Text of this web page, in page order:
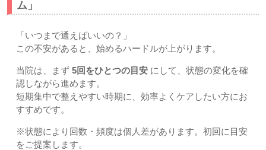
ム」
「いつまで通えばいいの？」
この不安があると、始めるハードルが上がります。
当院は、まず 5回をひとつの目安 にして、状態の変化を確
認しながら進めます。
短期集中で整えやすい時期に、効率よくケアしたい方にお
すすめです。
※状態により回数・頻度は個人差があります。初回に目安
をご提案します。